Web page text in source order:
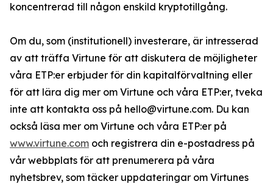
koncentrerad till någon enskild kryptotillgång.
Om du, som (institutionell) investerare, är intresserad
av att träffa Virtune för att diskutera de möjligheter
våra ETP:er erbjuder för din kapitalförvaltning eller
för att lära dig mer om Virtune och våra ETP:er, tveka
inte att kontakta oss på hello@virtune.com. Du kan
också läsa mer om Virtune och våra ETP:er på
www.virtune.com och registrera din e-postadress på
vår webbplats för att prenumerera på våra
nyhetsbrev, som täcker uppdateringar om Virtunes